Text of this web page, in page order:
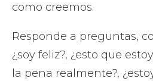
como creemos.
Responde a preguntas,
¿soy feliz?, ¿esto que
la pena realmente?,